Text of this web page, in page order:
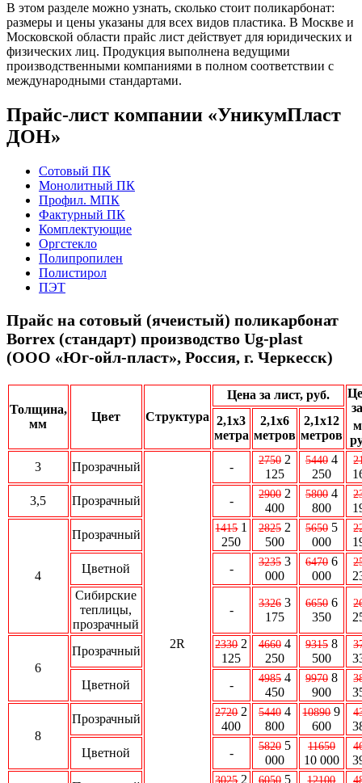
В этом разделе можно узнать, сколько стоит поликарбонат:
размеры и цены указаны для всех видов пластика. В Москве и
Московской области прайс лист действует для юридических и
физических лиц. Продукция выполнена ведущими
производственными компаниями в полном соответствии с
международными стандартами.
Прайс-лист компании «УникумПласт
ДОН»
Сотовый ПК
Монолитный ПК
Профил. МПК
Фактурный ПК
Комплектующие
Оргстекло
Полипропилен
Полистирол
ПЭТ
Прайс на сотовый (ячеистый) поликарбонат
Borrex (стандарт) производство Ug-plast
(ООО «Юг-ойл-пласт», Россия, г. Черкесск)
Толщина,
мм
Цвет Структура
Цена за лист, руб.
м
2,1х3
метра
2,1х6
метров
2,1х12
метров
3 Прозрачный
2R
- 2750 2
125
5440 4
250
3,5
Прозрачный - 2900 2
400
5800 4
800
4
Прозрачный 1415 1
250
2825 2
500
5650 5
000
Цветной
- 3235 3
000
6470 6
000
Сибирские
теплицы,
прозрачный
- 3326 3
175
6650 6
350
6
Прозрачный 2330 2
125
4660 4
250
9315 8
500
Цветной
- 4985 4
450
9970 8
900
8
Прозрачный 2720 2
400
5440 4
800
10890 9
600
Цветной
- 5820 5
000
11650
10 000
3025 2 6050 5 12100